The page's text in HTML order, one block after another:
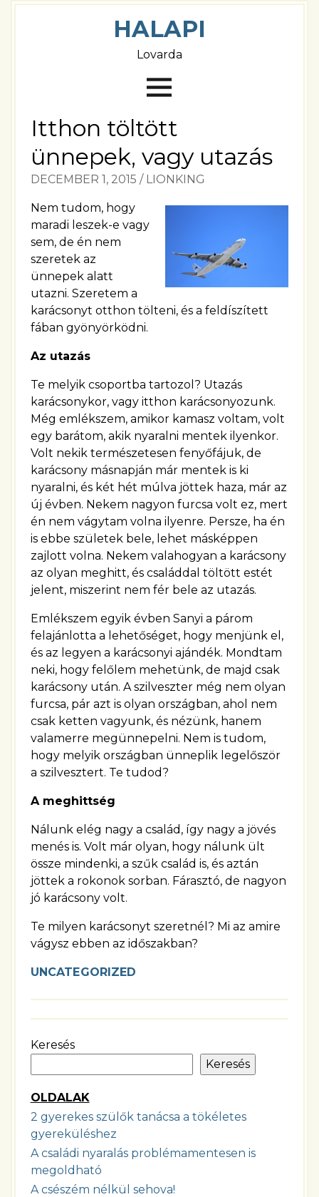
HALAPI
Lovarda
Itthon töltött
ünnepek, vagy utazás
DECEMBER 1, 2015 / LIONKING
Nem tudom, hogy
maradi leszek-e vagy
sem, de én nem
szeretek az
ünnepek alatt
utazni. Szeretem a
karácsonyt otthon tölteni, és a feldíszített
fában gyönyörködni.
Az utazás
Te melyik csoportba tartozol? Utazás
karácsonykor, vagy itthon karácsonyozunk.
Még emlékszem, amikor kamasz voltam, volt
egy barátom, akik nyaralni mentek ilyenkor.
Volt nekik természetesen fenyőfájuk, de
karácsony másnapján már mentek is ki
nyaralni, és két hét múlva jöttek haza, már az
új évben. Nekem nagyon furcsa volt ez, mert
én nem vágytam volna ilyenre. Persze, ha én
is ebbe születek bele, lehet másképpen
zajlott volna. Nekem valahogyan a karácsony
az olyan meghitt, és családdal töltött estét
jelent, miszerint nem fér bele az utazás.
Emlékszem egyik évben Sanyi a párom
felajánlotta a lehetőséget, hogy menjünk el,
és az legyen a karácsonyi ajándék. Mondtam
neki, hogy felőlem mehetünk, de majd csak
karácsony után. A szilveszter még nem olyan
furcsa, pár azt is olyan országban, ahol nem
csak ketten vagyunk, és nézünk, hanem
valamerre megünnepelni. Nem is tudom,
hogy melyik országban ünneplik legelőször
a szilvesztert. Te tudod?
A meghittség
Nálunk elég nagy a család, így nagy a jövés
menés is. Volt már olyan, hogy nálunk ült
össze mindenki, a szűk család is, és aztán
jöttek a rokonok sorban. Fárasztó, de nagyon
jó karácsony volt.
Te milyen karácsonyt szeretnél? Mi az amire
vágysz ebben az időszakban?
UNCATEGORIZED
Keresés
Keresés
OLDALAK
2 gyerekes szülők tanácsa a tökéletes
gyereküléshez
A családi nyaralás problémamentesen is
megoldható
A csészém nélkül sehova!